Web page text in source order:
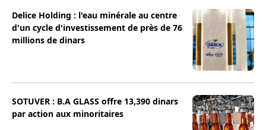
Delice Holding : l'eau minérale au centre
d'un cycle d'investissement de près de 76
millions de dinars
SOTUVER : B.A GLASS offre 13,390 dinars
par action aux minoritaires